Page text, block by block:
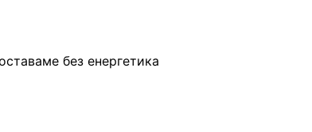
без енергетика